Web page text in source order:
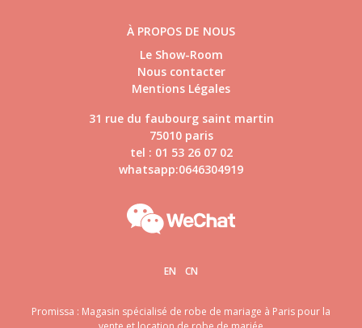
À PROPOS DE NOUS
Le Show-Room
Nous contacter
Mentions Légales
31 rue du faubourg saint martin
75010 paris
tel : 01 53 26 07 02
whatsapp:0646304919
EN CN
Promissa : Magasin spécialisé de robe de mariage à Paris pour la